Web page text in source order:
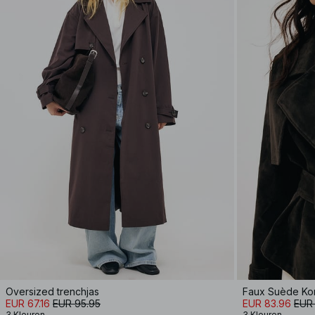
Oversized trenchjas
EUR 67.16 EUR 95.95
Faux Suède
EUR 83.96